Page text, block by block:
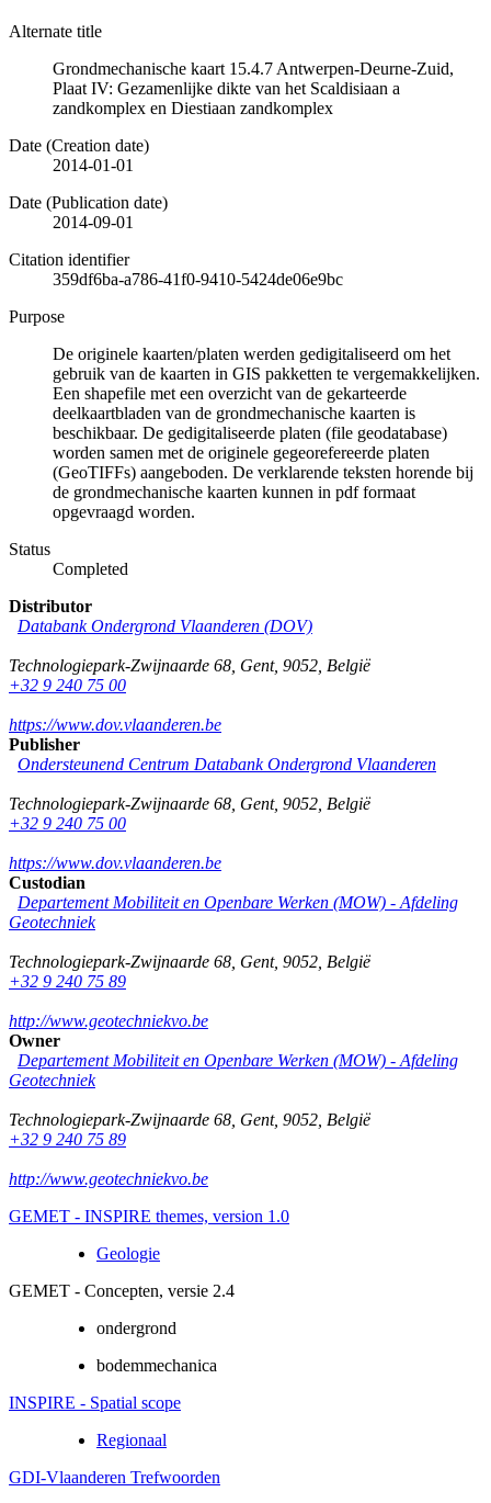
Alternate title
Grondmechanische kaart 15.4.7 Antwerpen-Deurne-Zuid,
Plaat IV: Gezamenlijke dikte van het Scaldisiaan a
zandkomplex en Diestiaan zandkomplex
Date (Creation date)
2014-01-01
Date (Publication date)
2014-09-01
Citation identifier
359df6ba-a786-41f0-9410-5424de06e9bc
Purpose
De originele kaarten/platen werden gedigitaliseerd om het
gebruik van de kaarten in GIS pakketten te vergemakkelijken.
Een shapefile met een overzicht van de gekarteerde
deelkaartbladen van de grondmechanische kaarten is
beschikbaar. De gedigitaliseerde platen (file geodatabase)
worden samen met de originele gegeorefereerde platen
(GeoTIFFs) aangeboden. De verklarende teksten horende bij
de grondmechanische kaarten kunnen in pdf formaat
opgevraagd worden.
Status
Completed
Distributor
Databank Ondergrond Vlaanderen (DOV)
Technologiepark-Zwijnaarde 68 Gent, 9052 België
+32 9 240 75 00
https://www.dov.vlaanderen.be
Publisher
Ondersteunend Centrum Databank Ondergrond Vlaanderen
Technologiepark-Zwijnaarde 68 Gent, 9052 België
+32 9 240 75 00
https://www.dov.vlaanderen.be
Custodian
Departement Mobiliteit en Openbare Werken (MOW) - Afdeling
Geotechniek
Technologiepark-Zwijnaarde 68 Gent, 9052 België
+32 9 240 75 89
http://www.geotechniekvo.be
Owner
Departement Mobiliteit en Openbare Werken (MOW) - Afdeling
Geotechniek
Technologiepark-Zwijnaarde 68 Gent, 9052 België
+32 9 240 75 89
http://www.geotechniekvo.be
GEMET - INSPIRE themes, version 1.0
Geologie
GEMET - Concepten, versie 2.4
ondergrond
bodemmechanica
INSPIRE - Spatial scope
Regionaal
GDI-Vlaanderen Trefwoorden